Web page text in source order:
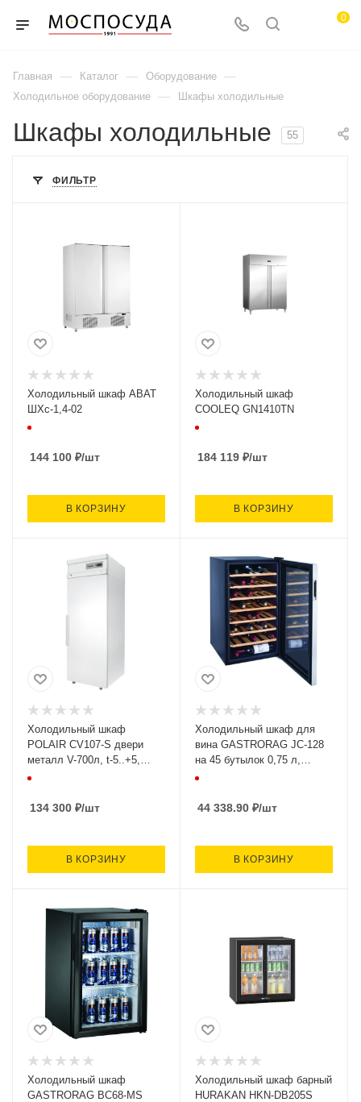
0
Главная — Каталог — Оборудование —
Холодильное оборудование — Шкафы холодильные
Шкафы холодильные 55
ФИЛЬТР
Холодильный шкаф ABAT
ШХс-1,4-02
144 100 ₽/шт
В КОРЗИНУ
Холодильный шкаф
COOLEQ GN1410TN
184 119 ₽/шт
В КОРЗИНУ
Холодильный шкаф
POLAIR CV107-S двери
металл V-700л, t-5..+5,
700х854х2030, 174кг, РФ
134 300 ₽/шт
В КОРЗИНУ
Холодильный шкаф для
вина GASTRORAG JC-128
на 45 бутылок 0,75 л,
(+5..+18С), 495х565х848,
44 338.90 ₽/шт
В КОРЗИНУ
Холодильный шкаф
GASTRORAG BC68-MS
Холодильный шкаф барный
HURAKAN HKN-DB205S